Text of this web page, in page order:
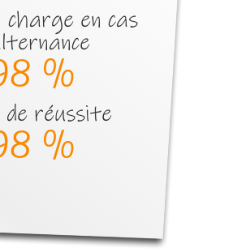
charge en cas
%
réussite
%